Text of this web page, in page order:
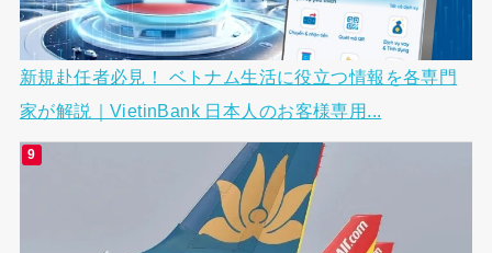
新規赴任者必見！ ベトナム生活に役立つ情報を各専門
家が解説｜VietinBank 日本人のお客様専用...